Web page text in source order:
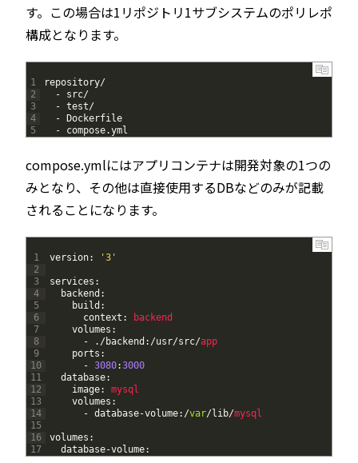
す。この場合は1リポジトリ1サブシステムのポリレポ
構成となります。
1
2
3
4
5
repository/
-
src/
- test/
-
Dockerfile
-
compose.yml
compose.ymlにはアプリコンテナは開発対象の1つの
みとなり、その他は直接使用するDBなどのみが記載
されることになります。
1
2
3
4
5
6
7
8
9
10
11
12
13
14
15
16
17
version: '3'
services :
backend :
build :
context :
backend
volumes :
-
. /backend : /usr/src/app
ports :
- 3080:3000
database:
image:
mysql
volumes :
- database-volume: /var/lib/mysql
volumes :
database-volume: